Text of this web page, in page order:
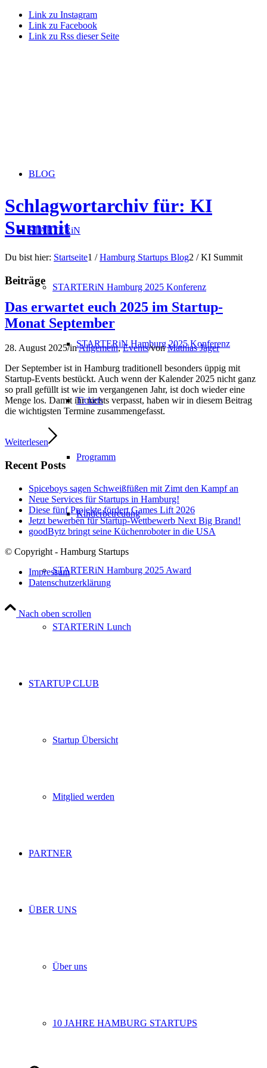
Link zu Instagram
Link zu Facebook
Link zu Rss dieser Seite
BLOG
STARTERiN
STARTERiN Hamburg 2025 Konferenz
STARTERiN Hamburg 2025 Konferenz
Tickets
Programm
Kinderbetreuung
STARTERiN Hamburg 2025 Award
STARTERiN Lunch
STARTUP CLUB
Startup Übersicht
Mitglied werden
PARTNER
ÜBER UNS
Über uns
10 JAHRE HAMBURG STARTUPS
Schlagwortarchiv für: KI
Summit
Du bist hier: Startseite1 / Hamburg Startups Blog2 / KI Summit
Beiträge
Das erwartet euch 2025 im Startup-
Monat September
28. August 2025/inAllgemein,Events/vonMathias Jäger
Der September ist in Hamburg traditionell besonders üppig mit
Startup-Events bestückt. Auch wenn der Kalender 2025 nicht ganz
so prall gefüllt ist wie im vergangenen Jahr, ist doch wieder eine
Menge los. Damit ihr nichts verpasst, haben wir in diesem Beitrag
die wichtigsten Termine zusammengefasst.
Weiterlesen
Recent Posts
Spiceboys sagen Schweißfüßen mit Zimt den Kampf an
Neue Services für Startups in Hamburg!
Diese fünf Projekte fördert Games Lift 2026
Jetzt bewerben für Startup-Wettbewerb Next Big Brand!
goodBytz bringt seine Küchenroboter in die USA
© Copyright - Hamburg Startups
Impressum
Datenschutzerklärung
Nach oben scrollen